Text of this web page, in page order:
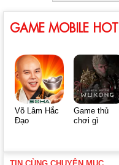
GAME MOBILE HOT
Võ Lâm Hắc
Đạo
Game thủ
chơi gì